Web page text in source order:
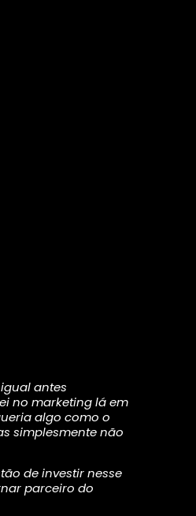
antes
no marketing lá em
algo como o
simplesmente não
de investir nesse
parceiro do